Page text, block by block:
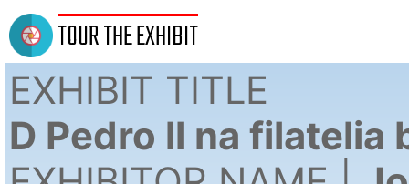
TOUR THE EXHIBIT
EXHIBIT TITLE
D Pedro ll na filatelia